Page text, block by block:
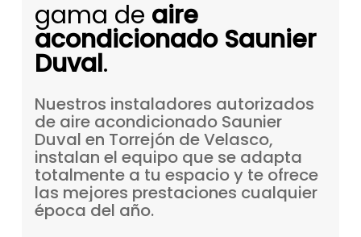
gama de aire
acondicionado Saunier
Duval.
Nuestros instaladores autorizados
de aire acondicionado Saunier
Duval en Torrejón deVelasco,
instalan el equipo que se adapta
totalmente a tu espacioy te ofrece
las mejores prestaciones cualquier
época del año.